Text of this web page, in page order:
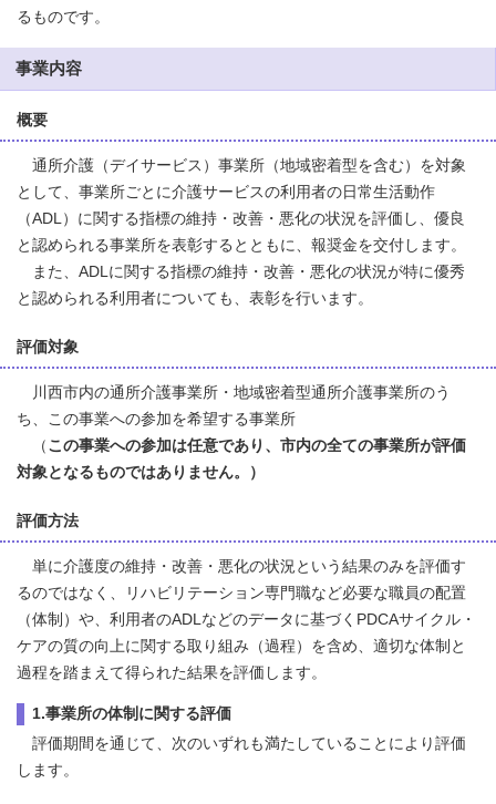
るものです。
事業内容
概要
通所介護（デイサービス）事業所（地域密着型を含む）を対象
として、事業所ごとに介護サービスの利用者の日常生活動作
（ADL）に関する指標の維持・改善・悪化の状況を評価し、優良
と認められる事業所を表彰するとともに、報奨金を交付します。
また、ADLに関する指標の維持・改善・悪化の状況が特に優秀
と認められる利用者についても、表彰を行います。
評価対象
川西市内の通所介護事業所・地域密着型通所介護事業所のう
ち、この事業への参加を希望する事業所
（ この事業への参加は任意であり、市内の全ての事業所が評価
対象となるものではありません。）
評価方法
単に介護度の維持・改善・悪化の状況という結果のみを評価す
るのではなく、リハビリテーション専門職など必要な職員の配置
（体制）や、利用者のADLなどのデータに基づくPDCAサイクル・
ケアの質の向上に関する取り組み（過程）を含め、適切な体制と
過程を踏まえて得られた結果を評価します。
1.事業所の体制に関する評価
評価期間を通じて、次のいずれも満たしていることにより評価
します。